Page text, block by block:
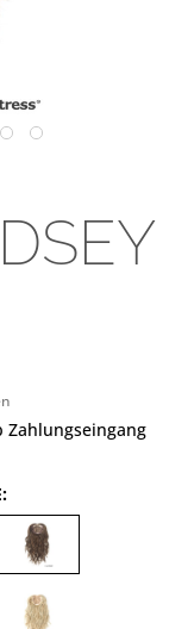
Zahlungseingang